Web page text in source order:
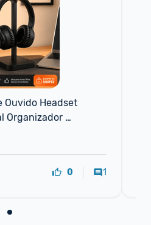
Ouvido Headset
Organizador
0 1